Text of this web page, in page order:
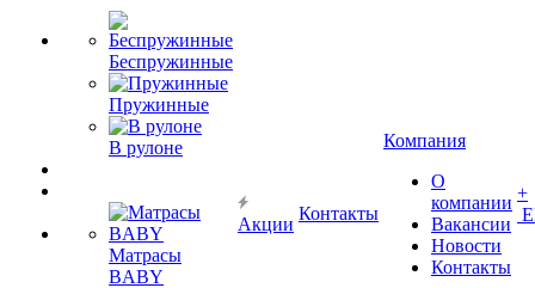
Беспружинные
Пружинные
В рулоне
Матрасы
BABY
Акции
Контакты
Компания
О
компании
Вакансии
Новости
Контакты
+